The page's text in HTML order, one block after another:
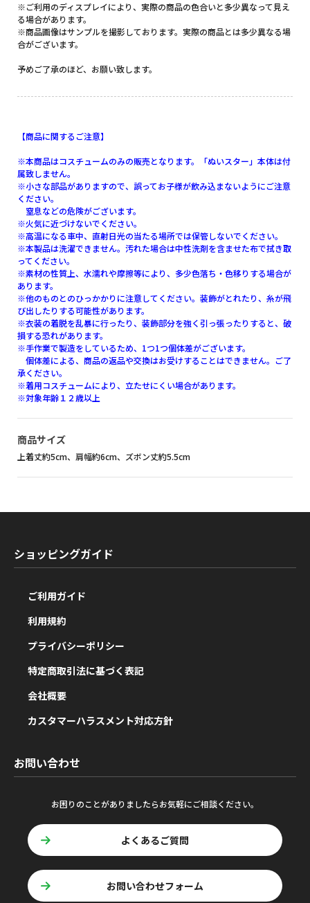
※ご利用のディスプレイにより、実際の商品の色合いと多少異なって見え
る場合があります。
※商品画像はサンプルを撮影しております。実際の商品とは多少異なる場
合がございます。
予めご了承のほど、お願い致します。
【商品に関するご注意】
※本商品はコスチュームのみの販売となります。「ぬいスター」本体は付
属致しません。
※小さな部品がありますので、誤ってお子様が飲み込まないようにご注意
ください。
窒息などの危険がございます。
※火気に近づけないでください。
※高温になる車中、直射日光の当たる場所では保管しないでください。
※本製品は洗濯できません。汚れた場合は中性洗剤を含ませた布で拭き取
ってください。
※素材の性質上、水濡れや摩擦等により、多少色落ち・色移りする場合が
あります。
※他のものとのひっかかりに注意してください。装飾がとれたり、糸が飛
び出したりする可能性があります。
※衣装の着脱を乱暴に行ったり、装飾部分を強く引っ張ったりすると、破
損する恐れがあります。
※手作業で製造をしているため、1つ1つ個体差がございます。
個体差による、商品の返品や交換はお受けすることはできません。ご了
承ください。
※着用コスチュームにより、立たせにくい場合があります。
※対象年齢１２歳以上
商品サイズ
上着丈約5cm、肩幅約6cm、ズボン丈約5.5cm
ショッピングガイド
ご利用ガイド
利用規約
プライバシーポリシー
特定商取引法に基づく表記
会社概要
カスタマーハラスメント対応方針
お問い合わせ
お困りのことがありましたらお気軽にご相談ください。
よくあるご質問
お問い合わせフォーム